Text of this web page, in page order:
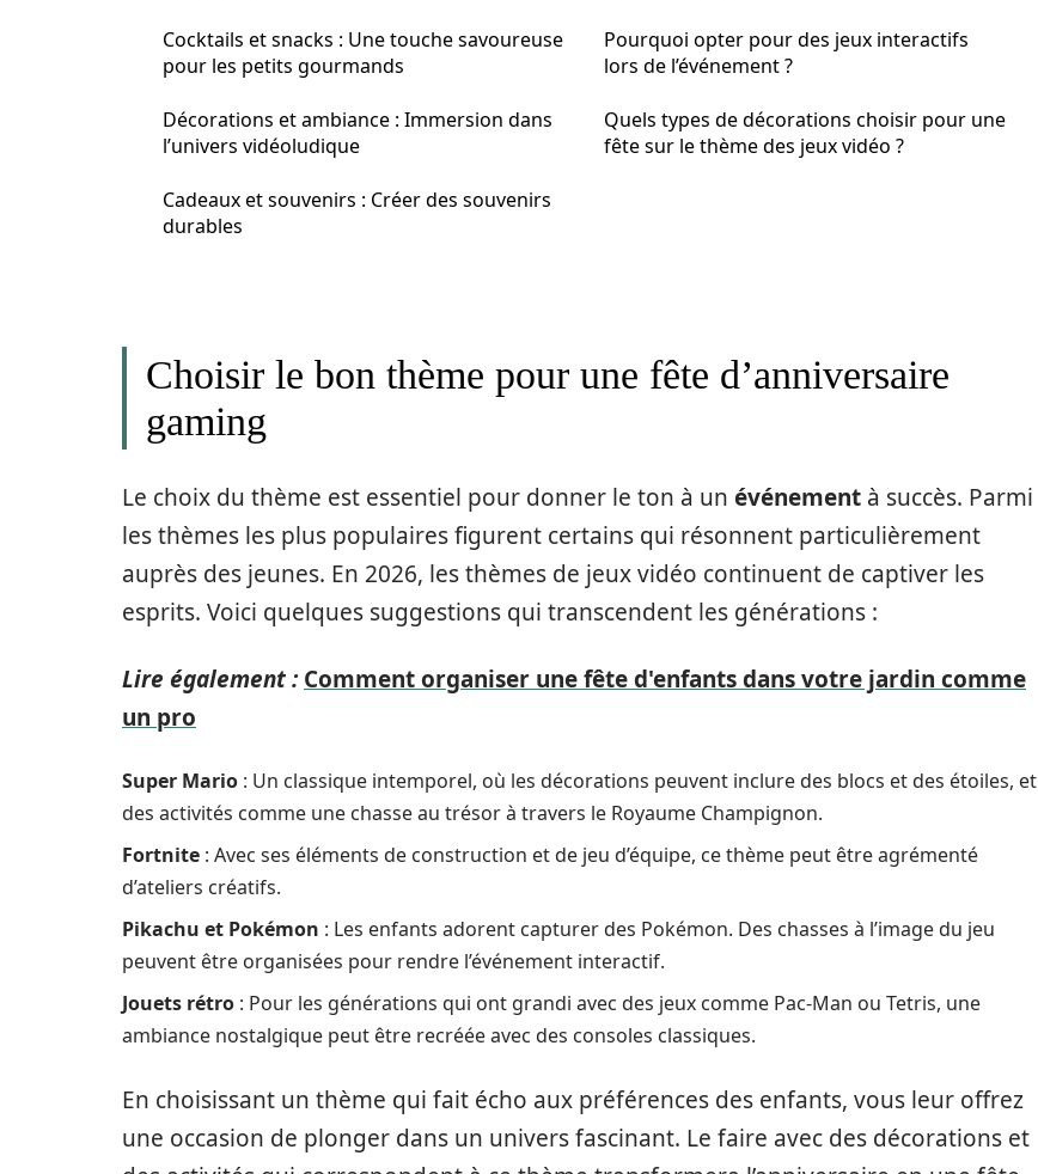
Cocktails et snacks : Une touche savoureuse
pour les petits gourmands
Décorations et ambiance : Immersion dans
l’univers vidéoludique
Cadeaux et souvenirs : Créer des souvenirs
durables
Pourquoi opter pour des jeux interactifs
lors de l’événement ?
Quels types de décorations choisir pour une
fête sur le thème des jeux vidéo ?
Choisir le bon thème pour une fête d’anniversaire
gaming
Le choix du thème est essentiel pour donner le ton à un événement à succès. Parmi
les thèmes les plus populaires figurent certains qui résonnent particulièrement
auprès des jeunes. En 2026, les thèmes de jeux vidéo continuent de captiver les
esprits. Voici quelques suggestions qui transcendent les générations :
Lire également : Comment organiser une fête d'enfants dans votre jardin comme
un pro
Super Mario : Un classique intemporel, où les décorations peuvent inclure des blocs et des étoiles, et
des activités comme une chasse au trésor à travers le Royaume Champignon.
Fortnite : Avec ses éléments de construction et de jeu d’équipe, ce thème peut être agrémenté
d’ateliers créatifs.
Pikachu et Pokémon : Les enfants adorent capturer des Pokémon. Des chasses à l’image du jeu
peuvent être organisées pour rendre l’événement interactif.
Jouets rétro : Pour les générations qui ont grandi avec des jeux comme Pac-Man ou Tetris, une
ambiance nostalgique peut être recréée avec des consoles classiques.
En choisissant un thème qui fait écho aux préférences des enfants, vous leur offrez
une occasion de plonger dans un univers fascinant. Le faire avec des décorations et